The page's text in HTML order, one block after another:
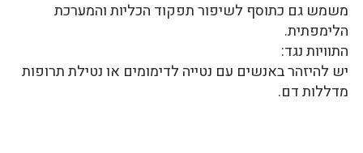
משמש גם כתוסף לשיפור תפקוד הכליות והמערכת
הלימפתית.
התוויות נגד:
יש להיזהר באנשים עם נטייה לדימומים או נטילת תרופות
מדללות דם.